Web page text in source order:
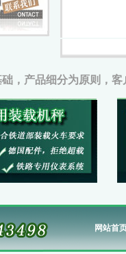
，产品细分为原则，
网站首